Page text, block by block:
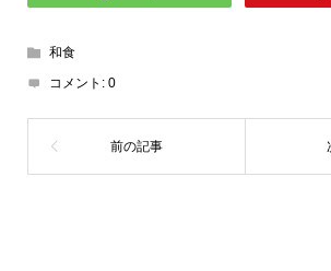
和食
コメント: 0